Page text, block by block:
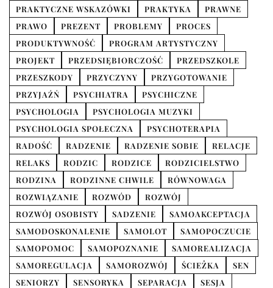
PRAKTYCZNE WSKAZÓWKI PRAKTYKA
PRAWNE
PRAWO
PREZENT PROBLEMY
PROCES
PRODUKTYWNOŚĆ
PROGRAM ARTYSTYCZNY
PROJEKT
PRZEDSIĘBIORCZOŚĆ
PRZEDSZKOLE
PRZESZKODY
PRZYCZYNY
PRZYGOTOWANIE
PRZYJAŹŃ
PSYCHIATRA
PSYCHICZNE
PSYCHOLOGIA
PSYCHOLOGIA MUZYKI
PSYCHOLOGIA SPOŁECZNA
PSYCHOTERAPIA
RADOŚĆ
RADZENIE RADZENIE SOBIE
RELACJE
RELAKS
RODZIC RODZICE
RODZICIELSTWO
RODZINA
RODZINNE CHWILE
RÓWNOWAGA
ROZWIĄZANIE
ROZWÓD
ROZWÓJ
ROZWÓJ OSOBISTY
SADZENIE
SAMOAKCEPTACJA
SAMODOSKONALENIE
SAMOLOT
SAMOPOCZUCIE
SAMOPOMOC
SAMOPOZNANIE
SAMOREALIZACJA
SAMOREGULACJA
SAMOROZWÓJ ŚCIEŻKA
SEN
SENIORZY
SENSORYKA SEPARACJA
SESJA